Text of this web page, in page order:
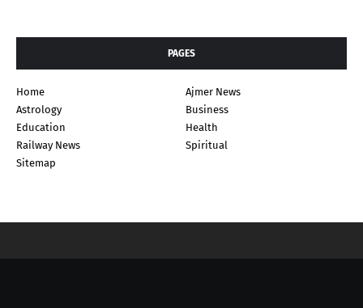
PAGES
Home
Ajmer News
Astrology
Business
Education
Health
Railway News
Spiritual
Sitemap